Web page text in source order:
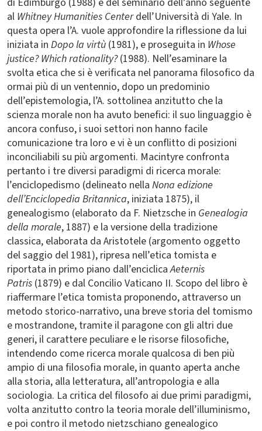
al Whitney Humanities Centerdell’Università di Yale. In
questa opera l’A. vuole approfondire la riflessione da lui
iniziata in Dopo la virtù (1981), e proseguita in Whose
justice? Which rationality?(1988). Nell’esaminare la
svolta etica che si è verificata nel panorama filosofico da
ormai più di un ventennio, dopo un predominio
dell’epistemologia, l’A. sottolinea anzitutto che la
scienza morale non ha avuto benefici: il suo linguaggio è
ancora confuso, i suoi settori non hanno facile
comunicazione tra loro e vi è un conflitto di posizioni
inconciliabili su più argomenti. Macintyre confronta
pertanto i tre diversi paradigmi di ricerca morale:
l’enciclopedismo (delineato nella Nona edizione
dell’Enciclopedia Britannica, iniziata 1875), il
genealogismo (elaborato da F. Nietzsche in Genealogia
della morale, 1887) e la versione della tradizione
classica, elaborata da Aristotele (argomento oggetto
del saggio del 1981), ripresa nell’etica tomista e
riportata in primo piano dall’enciclicaAeternis
Patris (1879) e dal Concilio Vaticano II. Scopo del libro è
riaffermare l’etica tomista proponendo, attraverso un
metodo storico-narrativo, una breve storia del tomismo
e mostrandone, tramite il paragone con gli altri due
generi, il carattere peculiare e le risorse filosofiche,
intendendo come ricerca morale qualcosa di ben più
ampio di una filosofia morale, in quanto aperta anche
alla storia, alla letteratura, all’antropologia e alla
sociologia. La critica del filosofo ai due primi paradigmi,
volta anzitutto contro la teoria morale dell’illuminismo,
e poi contro il metodo nietzschiano genealogico